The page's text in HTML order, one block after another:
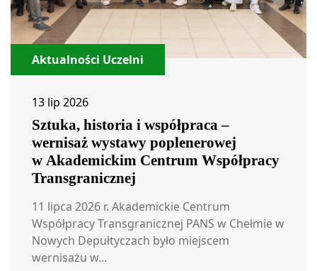
Aktualności Uczelni
13 lip 2026
Sztuka, historia i współpraca –
wernisaż wystawy poplenerowej
w Akademickim Centrum Współpracy
Transgranicznej
11 lipca 2026 r. Akademickie Centrum
Współpracy Transgranicznej PANS w Chełmie w
Nowych Depułtyczach było miejscem
wernisażu w...